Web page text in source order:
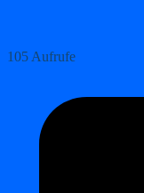
105 Aufrufe